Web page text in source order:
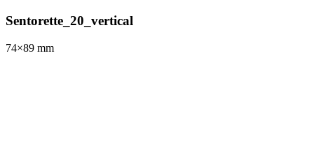
Sentorette_20_vertical
74×89 mm